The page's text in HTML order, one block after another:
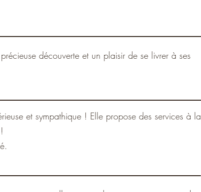
découverte et un plaisir de se livrer à ses
et sympathique ! Elle propose des services à la